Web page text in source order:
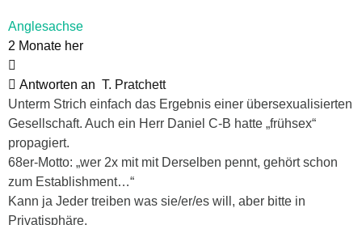
Anglesachse
2 Monate her
Antworten an T. Pratchett
Unterm Strich einfach das Ergebnis einer übersexualisierten
Gesellschaft. Auch ein Herr Daniel C-B hatte „frühsex“
propagiert.
68er-Motto: „wer 2x mit mit Derselben pennt, gehört schon
zum Establishment…“
Kann ja Jeder treiben was sie/er/es will, aber bitte in
Privatisphäre.